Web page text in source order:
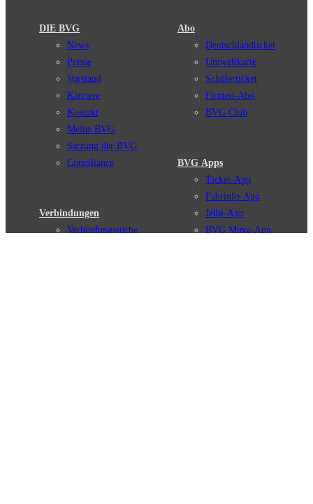
DIE BVG
News
Presse
Vorstand
Karriere
Kontakt
Meine BVG
Satzung der BVG
Compliance
Verbindungen
Verbindungssuche
Abo
Deutschlandticket
Umweltkarte
Schülerticket
Firmen-Abo
BVG Club
BVG Apps
Ticket-App
Fahrinfo-App
Jelbi-App
BVG Muva-App